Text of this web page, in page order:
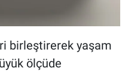
birleştirerek yaşam
ölçüde